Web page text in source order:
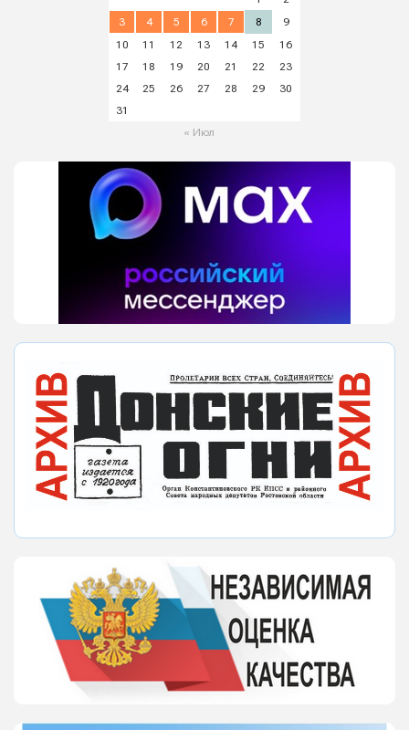
3
4 5 6 7 8
9
10
11 12 13 14 15
16
17
18 19 20 21 22
23
24
25 26 27 28 29
30
31
« Июл